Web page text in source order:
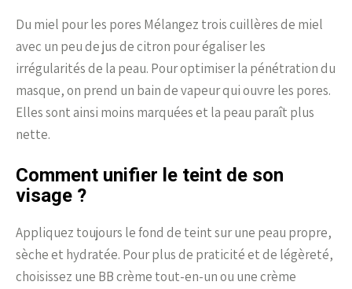
Du miel pour les pores Mélangez trois cuillères de miel
avec un peu de jus de citron pour égaliser les
irrégularités de la peau. Pour optimiser la pénétration du
masque, on prend un bain de vapeur qui ouvre les pores.
Elles sont ainsi moins marquées et la peau paraît plus
nette.
Comment unifier le teint de son
visage ?
Appliquez toujours le fond de teint sur une peau propre,
sèche et hydratée. Pour plus de praticité et de légèreté,
choisissez une BB crème tout-en-un ou une crème